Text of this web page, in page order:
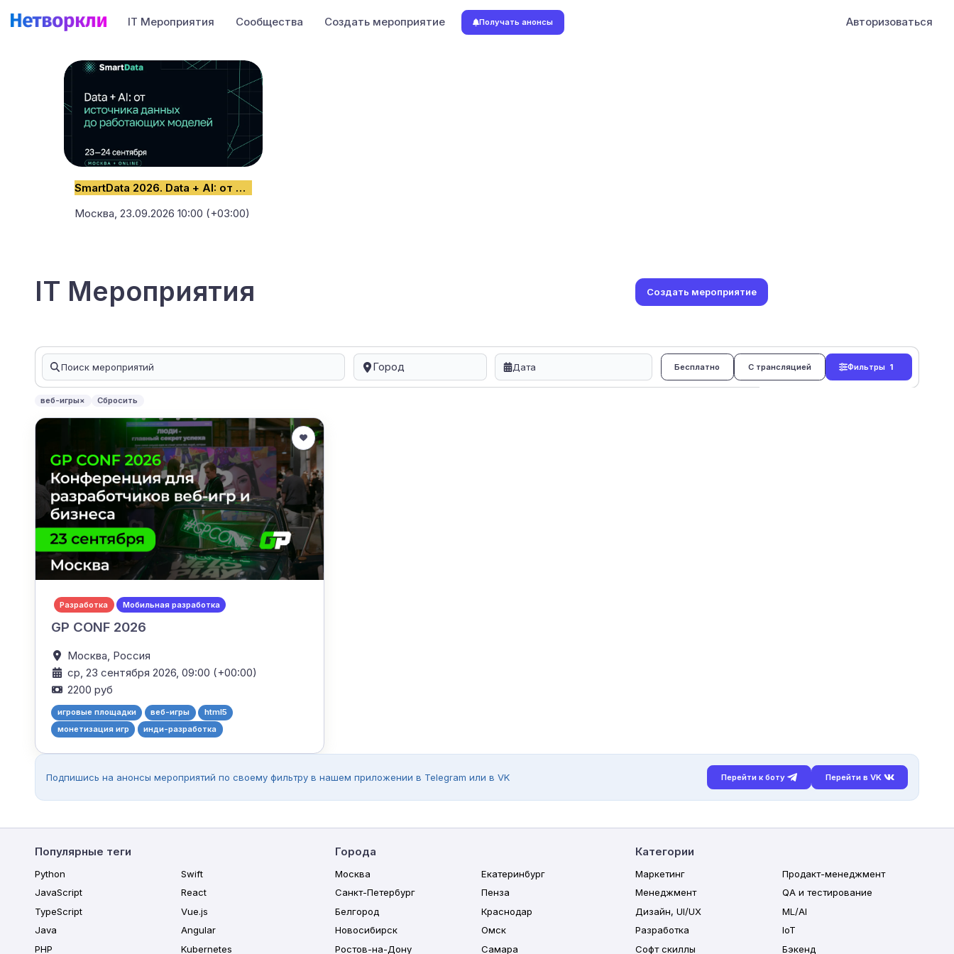
IT Мероприятия Сообщества Создать мероприятие Получать анонсы Авторизоваться
SmartData 2026. Data + AI: от источника данных до работающих моделей
Москва, 23.09.2026 10:00 (+03:00)
IT Мероприятия Создать мероприятие
Город Бесплатно С трансляцией Фильтры 1
веб-игры× Сбросить
Разработка Мобильная разработка
GP CONF 2026
Москва, Россия
ср, 23 сентября 2026, 09:00 (+00:00)
2200 руб
игровые площадки веб-игры
html5
монетизация игр
инди-разработка
Подпишись на анонсы мероприятий по своему фильтру в нашем приложении в Telegram или в VK Перейти к боту Перейти в VK
Популярные теги
Python
JavaScript
TypeScript
Java
PHP
Swift
React
Vue.js
Angular
Kubernetes
Города
Москва
Санкт-Петербург
Белгород
Новосибирск
Ростов-на-Дону
Екатеринбург
Пенза
Краснодар
Омск
Самара
Категории
Маркетинг
Менеджмент
Дизайн, UI/UX
Разработка
Софт скиллы
Продакт-менеджмент
QA и тестирование
ML/AI
IoT
Бэкенд